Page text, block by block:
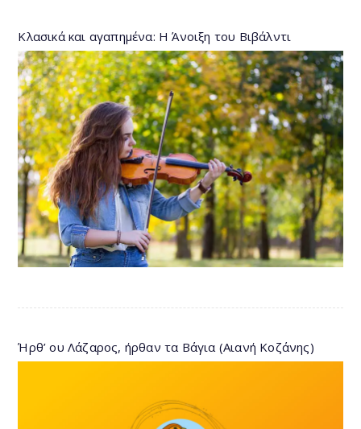
Κλασικά και αγαπημένα: Η Άνοιξη του Βιβάλντι
Ήρθ’ ου Λάζαρος, ήρθαν τα Βάγια (Αιανή Κοζάνης)